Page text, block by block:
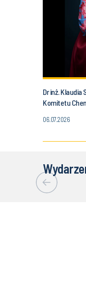
Dr inż.
Komitetu
06.07.2026